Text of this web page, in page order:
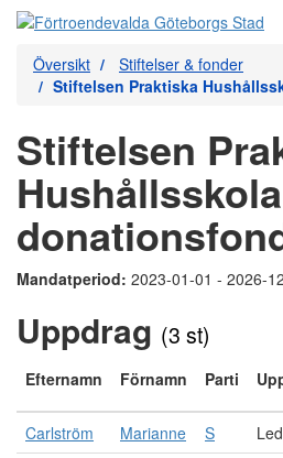
Översikt
Stiftelser & fonder
Stiftelsen Praktiska
Stiftelsen
Mandatperiod: 2023-01-01 - 2026-
Uppdrag (3 st)
Efternamn Förnamn Parti
Carlström Marianne S